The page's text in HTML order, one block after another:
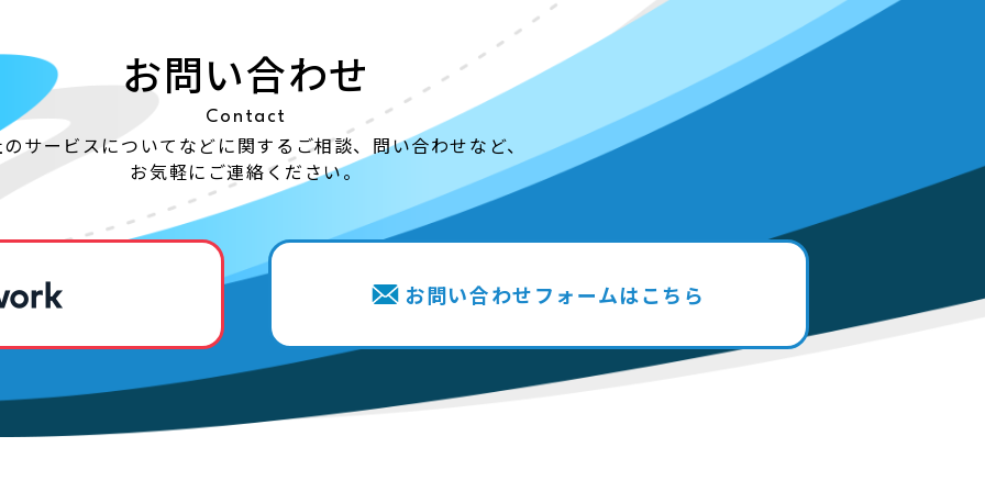
お問い合わせ
Contact
サービスについてなどに関する ご相談、問い合わせなど、
お気軽にご連絡ください。
お問い合わせフォームはこちら